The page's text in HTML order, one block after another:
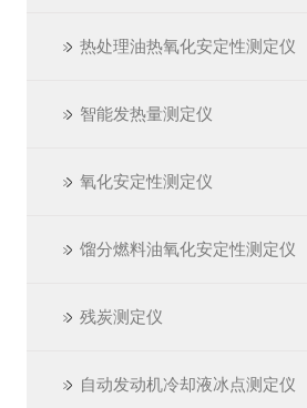
热处理油热氧化安定性测定仪
智能发热量测定仪
氧化安定性测定仪
馏分燃料油氧化安定性测定仪
残炭测定仪
自动发动机冷却液冰点测定仪